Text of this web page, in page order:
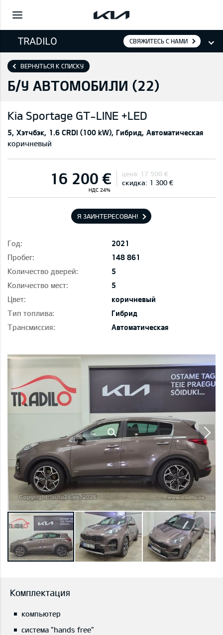
СВЯЖИТЕСЬ С НАМИ
ВЕРНУТЬСЯ К СПИСКУ
Б/У АВТОМОБИЛИ (22)
Kia Sportage GT-LINE +LED
5 Хэтчбэк 1.6 CRDI (100 kW) Гибрид Автоматическая
коричневый
16 200 €
НДС 24%
цена: 17 500 €
скидка: 1 300 €
Я ЗАИНТЕРЕСОВАН!
Год:
2021
Пробег:
148 861
Количество дверей:
5
Количество мест:
5
Цвет:
коричневый
Тип топлива:
Гибрид
Трансмиссия:
Автоматическая
Комплектация
компьютер
система "hands free"